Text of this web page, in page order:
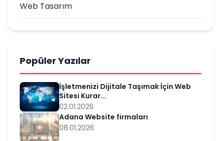
Web Tasarım
Popüler Yazılar
İşletmenizi Dijitale Taşımak İçin Web
Sitesi Kurar...
02.01.2026
Adana Website firmaları
08.01.2026